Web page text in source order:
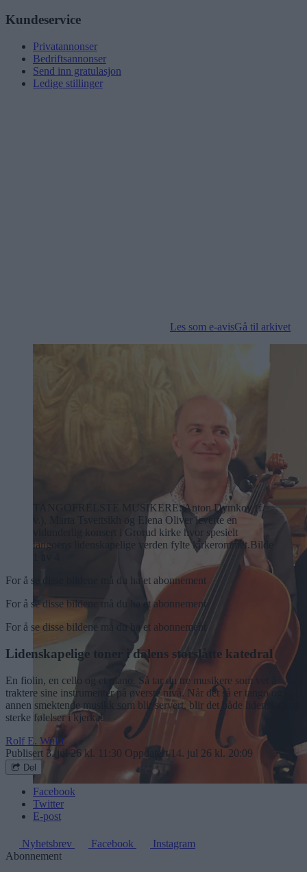
Kundeservice
Privatannonser
Bedriftsannonser
Send inn gratulasjon
Ledige stillinger
Les som e-avisGå til arkivet
TANGOFRELSTE MUSIKERE: Anton Dymkov (f.
v.), Marta Tsvettsikh og Elena Oliver leverte en
vidunderlig konsert i Grorud kirke hvor spesielt
tangoens lidenskapelige verden fylte kirkerommet.Bilde
For å se disse bildene må du ha et abonnement
For å se disse bildene må du ha et abonnement
For å se disse bildene må du ha et abonnement
Lidenskapelige toner i dalens storslåtte katedral
En fiolin, en cello og et piano. Så tar du tre musikere som vet å
traktere sine instrumenter på øverste nivå. Når det så er tango og
annen smektende musikk som blir servert, blir det både lidenskap og
sterke følelser i kjerka!
Rolf E. Wulff
Publisert 3. jul 26 kl. 11:30 Oppdatert14. jul 26 kl. 20:09
Del
Facebook
Twitter
E-post
Nyhetsbrev Facebook
Instagram
Abonnement